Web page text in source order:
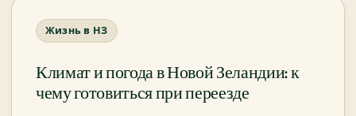
Жизнь в НЗ
Климат и погода в Новой Зеландии: к
чему готовиться при переезде